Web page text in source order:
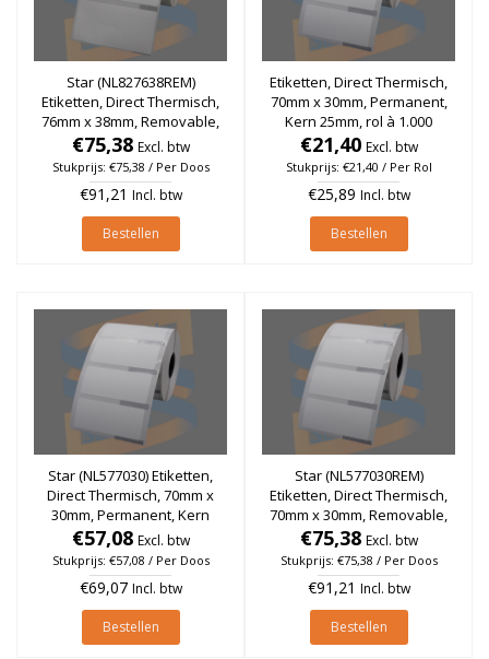
Star (NL827638REM)
Etiketten, Direct Thermisch,
76mm x 38mm, Removable,
Kern 25mm, rol à 810 stuks
(Per doos)
€75,38 Excl. btw
Stukprijs: €75,38 / Per Doos
€91,21 Incl. btw
Bestellen
Etiketten, Direct Thermisch,
70mm x 30mm, Permanent,
Kern 25mm, rol à 1.000
stuks
€21,40 Excl. btw
Stukprijs: €21,40 / Per Rol
€25,89 Incl. btw
Bestellen
Star (NL577030) Etiketten,
Direct Thermisch, 70mm x
30mm, Permanent, Kern
25mm, rol à 1.000 stuks (Per
doos)
€57,08 Excl. btw
Stukprijs: €57,08 / Per Doos
€69,07 Incl. btw
Bestellen
Star (NL577030REM)
Etiketten, Direct Thermisch,
70mm x 30mm, Removable,
Kern 25mm, rol à 1.000
stuks (Per doos)
€75,38 Excl. btw
Stukprijs: €75,38 / Per Doos
€91,21 Incl. btw
Bestellen